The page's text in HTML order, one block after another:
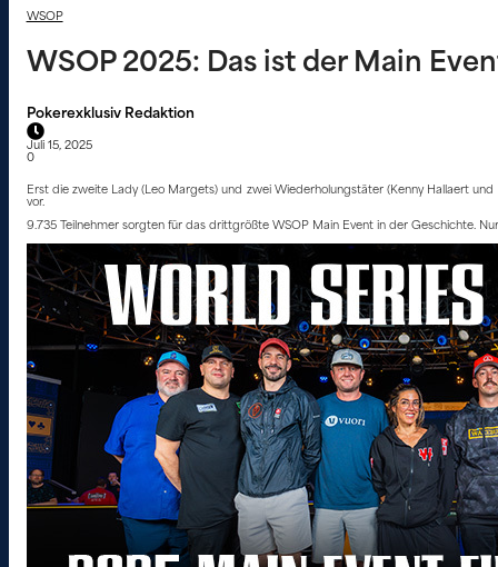
WSOP
WSOP 2025: Das ist der Main
Pokerexklusiv Redaktion
Juli 15, 2025
0
Erst die zweite Lady (Leo Margets) und zwei Wiederholungstäter (Kenny Hallaert
vor.
9.735 Teilnehmer sorgten für das drittgrößte WSOP Main Event in der Geschichte.